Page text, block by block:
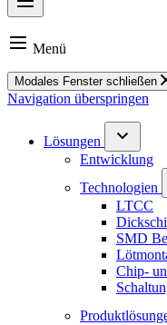
Menü
Modales Fenster schließen
Navigation überspringen
Lösungen
Entwicklung
Technologien
LTCC
SMD
Chip-